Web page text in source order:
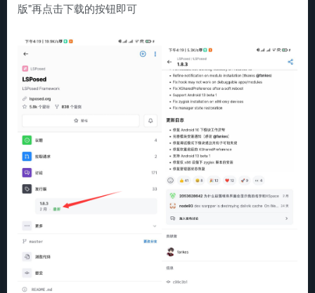
版"再点击下载的按钮即可